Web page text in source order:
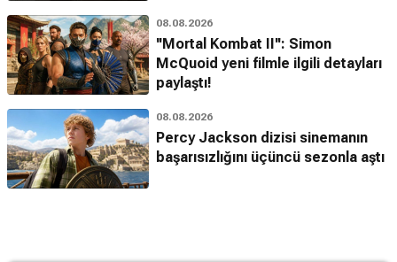
08.08.2026
''Mortal Kombat II'': Simon
McQuoid yeni filmle ilgili detayları
paylaştı!
08.08.2026
Percy Jackson dizisi sinemanın
başarısızlığını üçüncü sezonla aştı